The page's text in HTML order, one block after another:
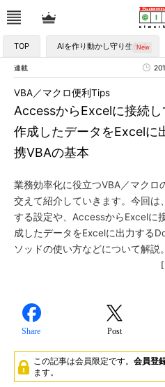
TOP AIを作り動かし守り生かす
連載
AccessからExcelに接続
作成したデータをExcelに
携VBAの基本
VBA／マクロ便利Tips
業務効率化に役立つVBA／マクロ
交えて紹介していきます。今回
する設定や、AccessからExcelに
成したデータをExcelに出力する
ソッドの使い方などについて解説。
[
Share Post
この記事は会員限定です。 会員登
ます。